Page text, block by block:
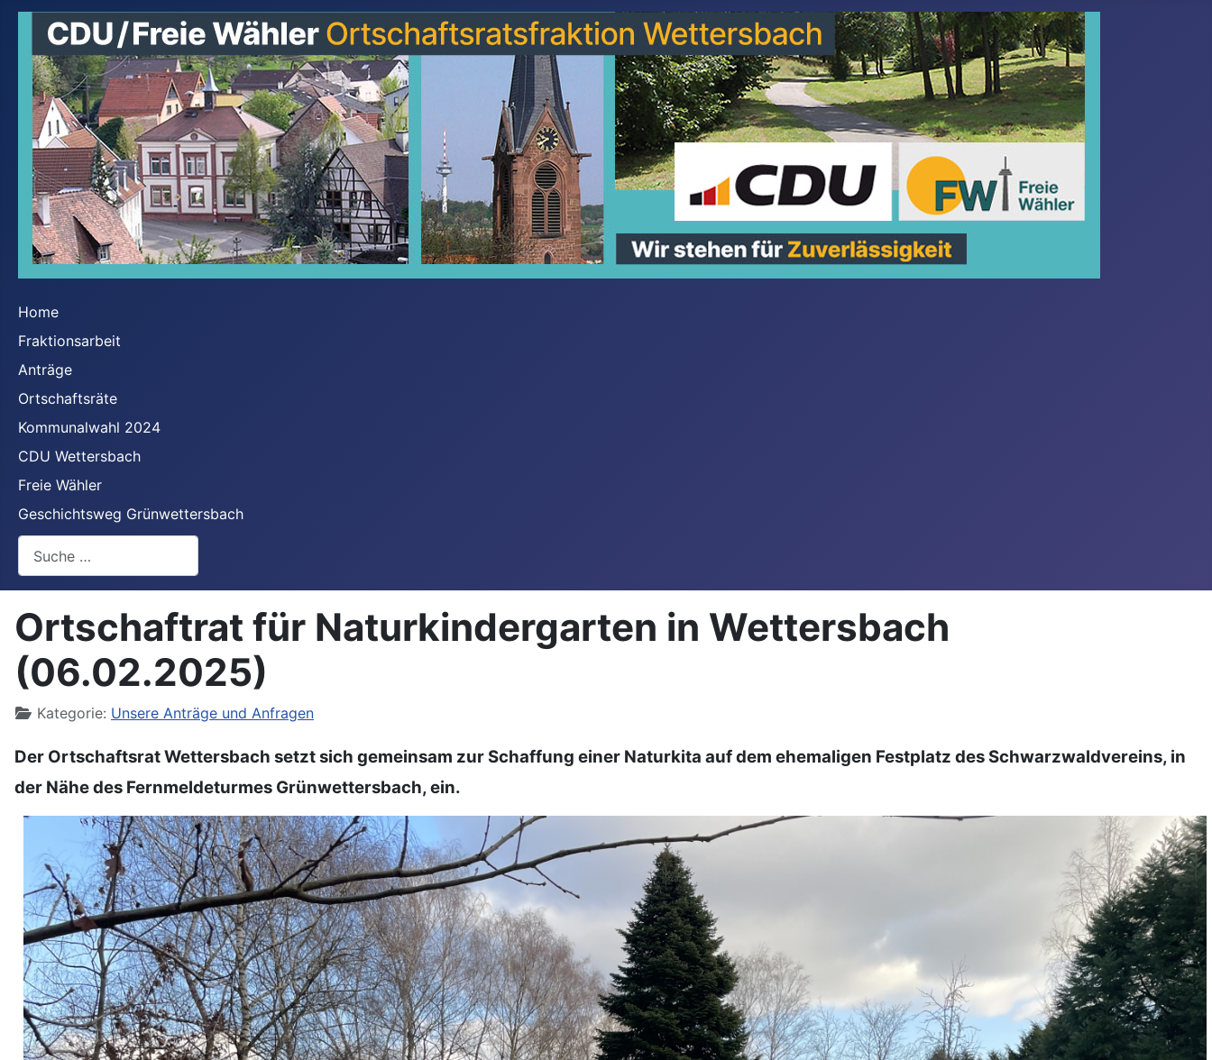
Home
Fraktionsarbeit
Anträge
Ortschaftsräte
Kommunalwahl 2024
CDU Wettersbach
Freie Wähler
Geschichtsweg Grünwettersbach
Ortschaftrat für Naturkindergarten in Wettersbach
(06.02.2025)
DetailsKategorie: Unsere Anträge und Anfragen
Der Ortschaftsrat Wettersbach setzt sich gemeinsam zur Schaffung einer Naturkita auf dem ehemaligen Festplatz des Schwarzwaldvereins, in
der Nähe des Fernmeldeturmes Grünwettersbach, ein.